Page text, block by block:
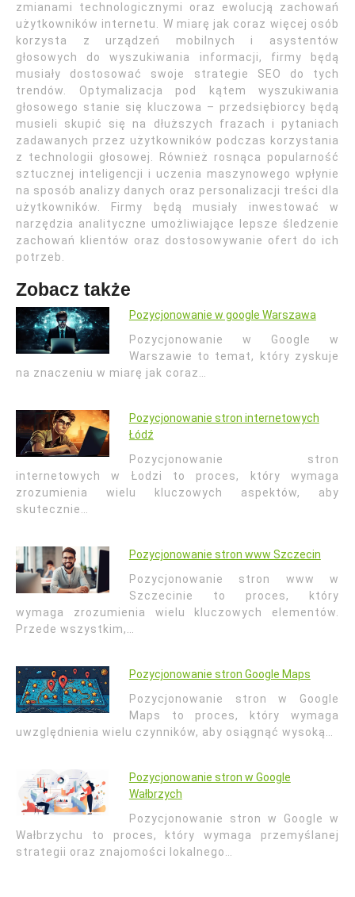
zmianami technologicznymi oraz ewolucją zachowań
użytkowników internetu. W miarę jak coraz więcej osób
korzysta z urządzeń mobilnych i asystentów
głosowych do wyszukiwania informacji, firmy będą
musiały dostosować swoje strategie SEO do tych
trendów. Optymalizacja pod kątem wyszukiwania
głosowego stanie się kluczowa – przedsiębiorcy będą
musieli skupić się na dłuższych frazach i pytaniach
zadawanych przez użytkowników podczas korzystania
z technologii głosowej. Również rosnąca popularność
sztucznej inteligencji i uczenia maszynowego wpłynie
na sposób analizy danych oraz personalizacji treści dla
użytkowników. Firmy będą musiały inwestować w
narzędzia analityczne umożliwiające lepsze śledzenie
zachowań klientów oraz dostosowywanie ofert do ich
potrzeb.
Zobacz także
Pozycjonowanie w google Warszawa
Pozycjonowanie w Google w
Warszawie to temat, który zyskuje
na znaczeniu w miarę jak coraz…
Pozycjonowanie stron internetowych
Łódź
Pozycjonowanie stron
internetowych w Łodzi to proces, który wymaga
zrozumienia wielu kluczowych aspektów, aby
skutecznie…
Pozycjonowanie stron www Szczecin
Pozycjonowanie stron www w
Szczecinie to proces, który
wymaga zrozumienia wielu kluczowych elementów.
Przede wszystkim,…
Pozycjonowanie stron Google Maps
Pozycjonowanie stron w Google
Maps to proces, który wymaga
uwzględnienia wielu czynników, aby osiągnąć wysoką…
Pozycjonowanie stron w Google
Wałbrzych
Pozycjonowanie stron w Google w
Wałbrzychu to proces, który wymaga przemyślanej
strategii oraz znajomości lokalnego…